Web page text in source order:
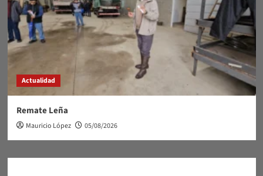
Actualidad
Remate Leña
Mauricio López 05/08/2026